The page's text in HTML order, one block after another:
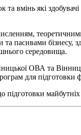
вмінь які
пасивами бізнесу,
середовища.
ОВА та
для підготовки
майбутніх